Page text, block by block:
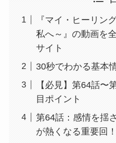
『マイ・ヒーリン
私へ～』の動画を
サイト
30秒でわかる基本
【必見】第64話〜
目ポイント
第64話：感情を揺
が熱くなる重要回！